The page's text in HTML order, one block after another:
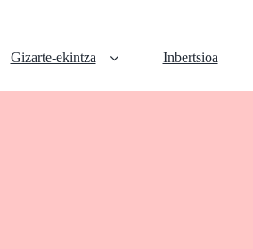
Gizarte-ekintza Inbertsioa